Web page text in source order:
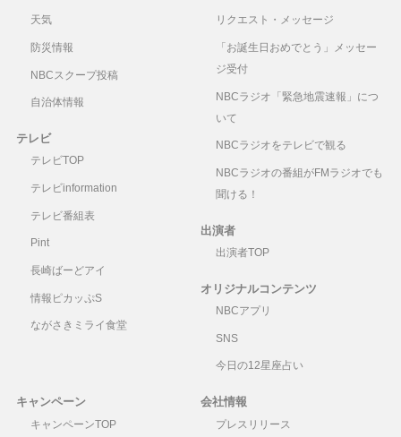
天気
防災情報
NBCスクープ投稿
自治体情報
テレビ
テレビTOP
テレビinformation
テレビ番組表
Pint
長崎ばーどアイ
情報ピカッぷS
ながさきミライ食堂
リクエスト・メッセージ
「お誕生日おめでとう」メッセー
ジ受付
NBCラジオ「緊急地震速報」につ
いて
NBCラジオをテレビで観る
NBCラジオの番組がFMラジオでも
聞ける！
出演者
出演者TOP
オリジナルコンテンツ
NBCアプリ
SNS
今日の12星座占い
キャンペーン
キャンペーンTOP
会社情報
プレスリリース